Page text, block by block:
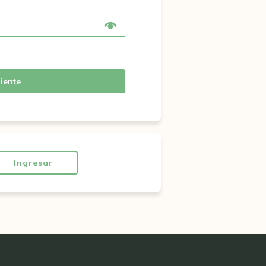
Ingresar